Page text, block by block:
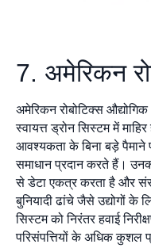
7. अमेरिकन
अमेरिकन रोबोटिक्स
स्वायत्त ड्रोन सिस्टम में
आवश्यकता के बिना बड़े पैमाने
समाधान प्रदान करते हैं।
से डेटा एकत्र करता है और
बुनियादी ढांचे जैसे उद्योगों के
सिस्टम को निरंतर हवाई
परिसंपत्तियों के अधिक कुशल